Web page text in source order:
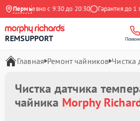
Пермь
Ежедневно с 9:30 до 20:30 Гарантия до 1
REMSUPPORT
Главная Ремонт чайников Чистка
Чистка датчика
чайника Morphy